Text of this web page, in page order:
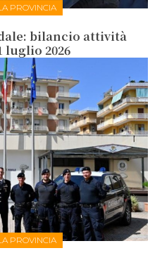
PROVINCIA
bilancio attività
luglio 2026
PROVINCIA